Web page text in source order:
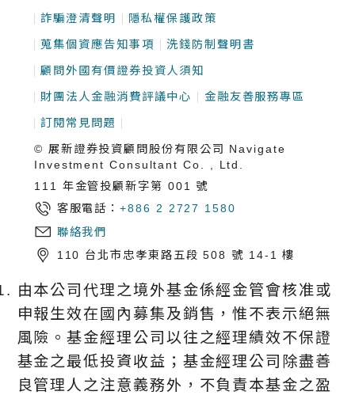
詐騙澄清聲明 隱私權保護政策
蒐集個資應告知事項 洗錢防制聲明書
顧問外國有價證券投資人須知
財團法人金融消費評議中心 金融友善服務專區
訂閱常見問題
© 展新證券投資顧問股份有限公司 Navigate
Investment Consultant Co. , Ltd.
111 年金管投顧新字第 001 號
客服電話：+886 2 2727 1580
聯絡我們
110 台北市忠孝東路五段 508 號 14-1 樓
由本公司代理之境外基金係經金管會核准或
申報生效在國內募集及銷售，惟不表示絕無
風險。基金經理公司以往之經理績效不保證
基金之最低投資收益；基金經理公司除盡善
良管理人之注意義務外，不負責本基金之盈